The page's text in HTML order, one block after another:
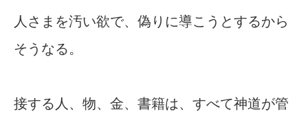
人さまを汚い欲で、偽りに導こうとするから
そうなる。
接する人、物、金、書籍は、すべて神道が管